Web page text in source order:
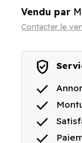
Vendu par
Contacter le
verified_user
done
done
done
done